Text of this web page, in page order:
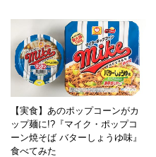
【実食】あのポップコーンがカ
ップ麺に!?『マイク・ポップコ
ーン焼そば バターしょうゆ味』
食べてみた